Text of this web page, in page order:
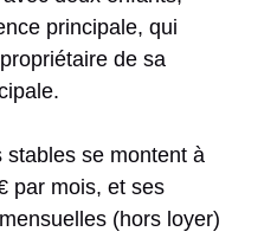
principale, qui
de sa
stables se montent à
par mois, et ses
(hors loyer)